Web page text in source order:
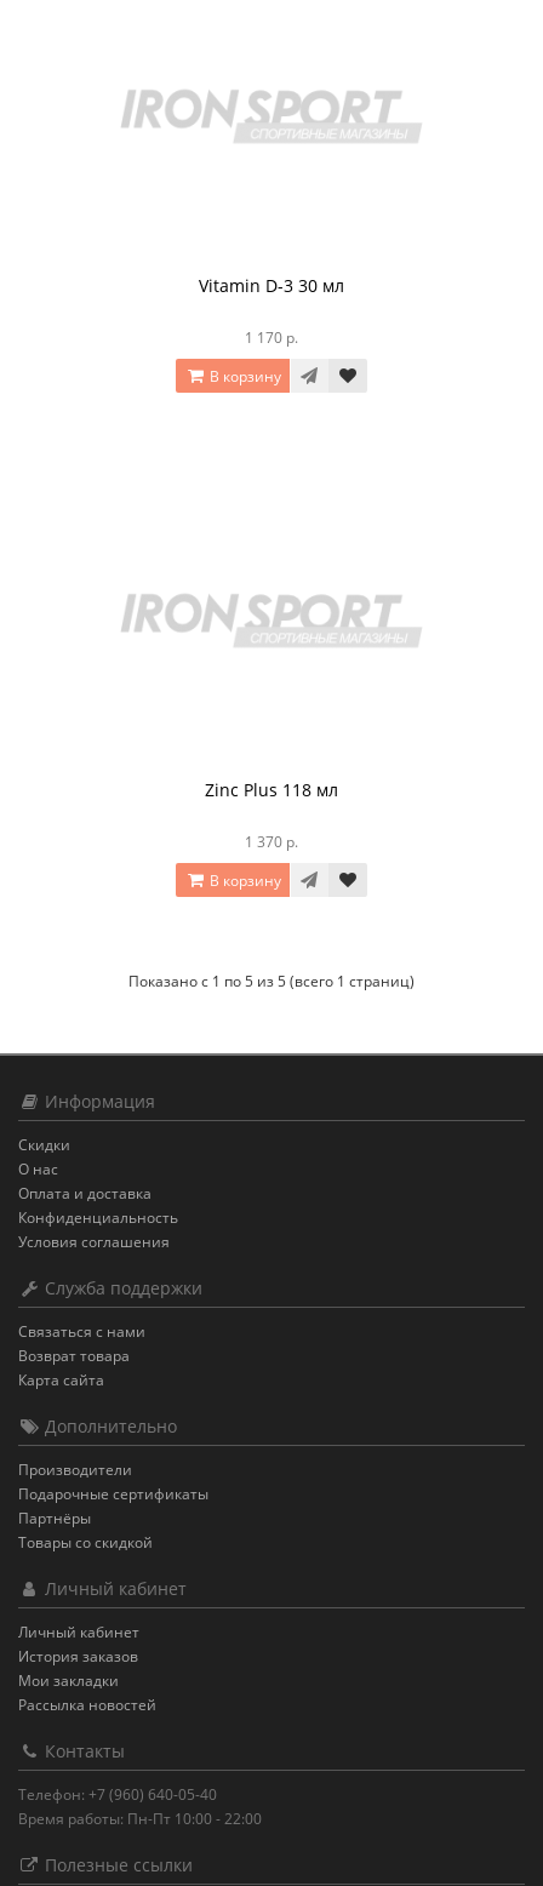
Vitamin D-3 30 мл
1 170 р.
В корзину
Zinc Plus 118 мл
1 370 р.
В корзину
Показано с 1 по 5 из 5 (всего 1 страниц)
Информация
Скидки
О нас
Оплата и доставка
Конфиденциальность
Условия соглашения
Служба поддержки
Связаться с нами
Возврат товара
Карта сайта
Дополнительно
Производители
Подарочные сертификаты
Партнёры
Товары со скидкой
Личный кабинет
Личный кабинет
История заказов
Мои закладки
Рассылка новостей
Контакты
Телефон: +7 (960) 640-05-40
Время работы: Пн-Пт 10:00 - 22:00
Полезные ссылки